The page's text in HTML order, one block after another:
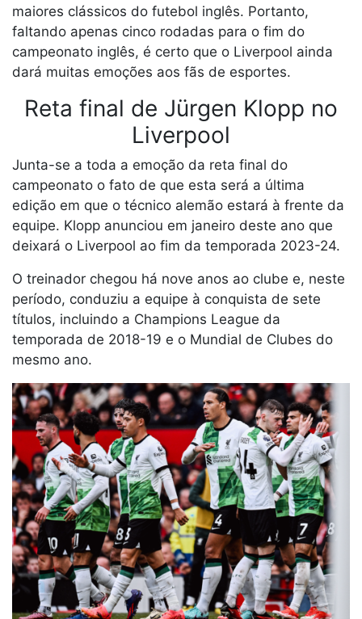
maiores clássicos do futebol inglês. Portanto,
faltando apenas cinco rodadas para o fim do
campeonato inglês, é certo que o Liverpool ainda
dará muitas emoções aos fãs de esportes.
Reta final de Jürgen Klopp no
Liverpool
Junta-se a toda a emoção da reta final do
campeonato o fato de que esta será a última
edição em que o técnico alemão estará à frente da
equipe. Klopp anunciou em janeiro deste ano que
deixará o Liverpool ao fim da temporada 2023-24.
O treinador chegou há nove anos ao clube e, neste
período, conduziu a equipe à conquista de sete
títulos, incluindo a Champions League da
temporada de 2018-19 e o Mundial de Clubes do
mesmo ano.